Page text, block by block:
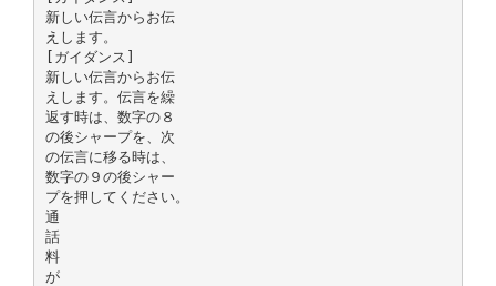
新しい伝言からお伝
えします。
[ガイダンス]
新しい伝言からお伝
えします。伝言を繰
返す時は、数字の８
の後シャープを、次
の伝言に移る時は、
数字の９の後シャー
プを押してください。
通
話
料
が